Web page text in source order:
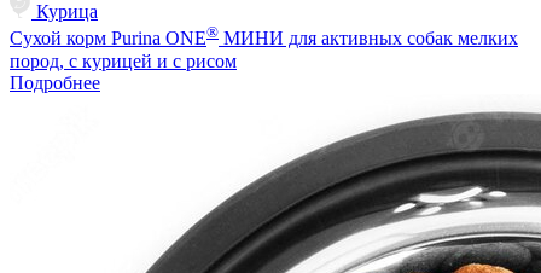
Курица
Сухой корм Purina ONE® МИНИ для активных собак мелких
пород, с курицей и с рисом
Подробнее